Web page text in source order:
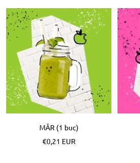
MĂR (1 buc)
Pret
€0,21 EUR